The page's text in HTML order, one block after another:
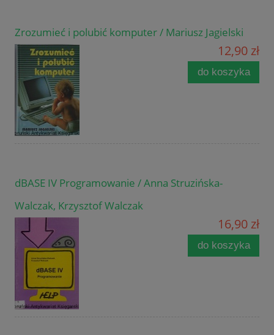
Zrozumieć i polubić komputer / Mariusz Jagielski
12,90 zł
do koszyka
dBASE IV Programowanie / Anna Struzińska-
Walczak, Krzysztof Walczak
16,90 zł
do koszyka